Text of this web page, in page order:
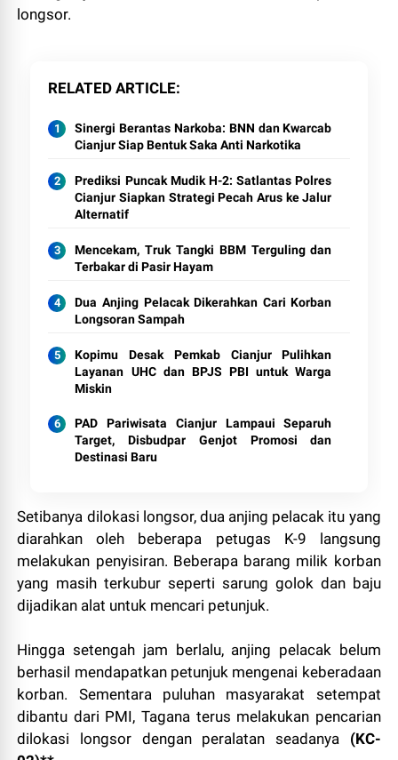
longsor.
RELATED ARTICLE
Sinergi Berantas Narkoba: BNN dan Kwarcab
Cianjur Siap Bentuk Saka Anti Narkotika
Prediksi Puncak Mudik H-2: Satlantas Polres
Cianjur Siapkan Strategi Pecah Arus ke Jalur
Alternatif
Mencekam, Truk Tangki BBM Terguling dan
Terbakar di Pasir Hayam
Dua Anjing Pelacak Dikerahkan Cari Korban
Longsoran Sampah
Kopimu Desak Pemkab Cianjur Pulihkan
Layanan UHC dan BPJS PBI untuk Warga
Miskin
PAD Pariwisata Cianjur Lampaui Separuh
Target, Disbudpar Genjot Promosi dan
Destinasi Baru
Setibanya dilokasi longsor, dua anjing pelacak itu yang
diarahkan oleh beberapa petugas K-9 langsung
melakukan penyisiran. Beberapa barang milik korban
yang masih terkubur seperti sarung golok dan baju
dijadikan alat untuk mencari petunjuk.
Hingga setengah jam berlalu, anjing pelacak belum
berhasil mendapatkan petunjuk mengenai keberadaan
korban. Sementara puluhan masyarakat setempat
dibantu dari PMI, Tagana terus melakukan pencarian
dilokasi longsor dengan peralatan seadanya (KC-